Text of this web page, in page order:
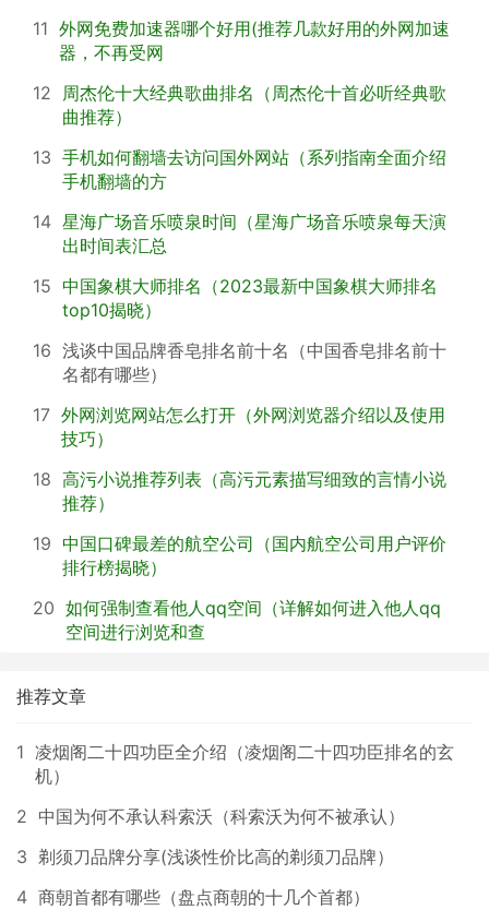
11 外网免费加速器哪个好用(推荐几款好用的外网加速
器，不再受网
12
周杰伦十大经典歌曲排名（周杰伦十首必听经典歌
曲推荐）
13 手机如何翻墙去访问国外网站（系列指南全面介绍
手机翻墙的方
14 星海广场音乐喷泉时间（星海广场音乐喷泉每天演
出时间表汇总
15 中国象棋大师排名（2023最新中国象棋大师排名
top10揭晓）
16 浅谈中国品牌香皂排名前十名（中国香皂排名前十
名都有哪些）
17 外网浏览网站怎么打开（外网浏览器介绍以及使用
技巧）
18 高污小说推荐列表（高污元素描写细致的言情小说
推荐）
19 中国口碑最差的航空公司（国内航空公司用户评价
排行榜揭晓）
20 如何强制查看他人qq空间（详解如何进入他人qq
空间进行浏览和查
推荐文章
1 凌烟阁二十四功臣全介绍（凌烟阁二十四功臣排名的玄
机）
2 中国为何不承认科索沃（科索沃为何不被承认）
3 剃须刀品牌分享(浅谈性价比高的剃须刀品牌）
4 商朝首都有哪些（盘点商朝的十几个首都）